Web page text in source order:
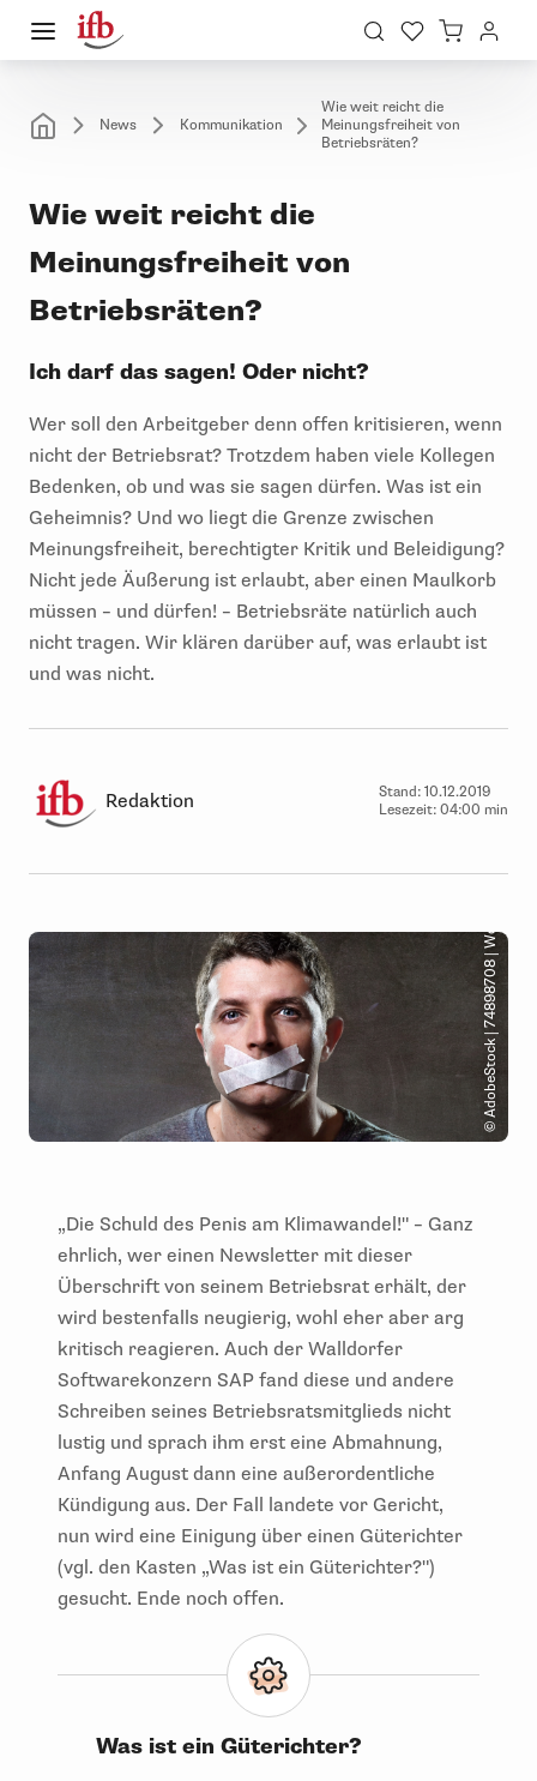
News Kommunikation
Wie weit reicht die
Meinungsfreiheit von
Betriebsräten?
Wie weit reicht die
Meinungsfreiheit von
Betriebsräten?
Ich darf das sagen! Oder nicht?
Wer soll den Arbeitgeber denn offen kritisieren, wenn
nicht der Betriebsrat? Trotzdem haben viele Kollegen
Bedenken, ob und was sie sagen dürfen. Was ist ein
Geheimnis? Und wo liegt die Grenze zwischen
Meinungsfreiheit, berechtigter Kritik und Beleidigung?
Nicht jede Äußerung ist erlaubt, aber einen Maulkorb
müssen – und dürfen! – Betriebsräte natürlich auch
nicht tragen. Wir klären darüber auf, was erlaubt ist
und was nicht.
Redaktion Stand: 10.12.2019
Lesezeit: 04:00 min
© AdobeStock | 74898708 | Wordley Calvo Stock
„Die Schuld des Penis am Klimawandel!" – Ganz
ehrlich, wer einen Newsletter mit dieser
Überschrift von seinem Betriebsrat erhält, der
wird bestenfalls neugierig, wohl eher aber arg
kritisch reagieren. Auch der Walldorfer
Softwarekonzern SAP fand diese und andere
Schreiben seines Betriebsratsmitglieds nicht
lustig und sprach ihm erst eine Abmahnung,
Anfang August dann eine außerordentliche
Kündigung aus. Der Fall landete vor Gericht,
nun wird eine Einigung über einen Güterichter
(vgl. den Kasten „Was ist ein Güterichter?")
gesucht. Ende noch offen.
Was ist ein Güterichter?